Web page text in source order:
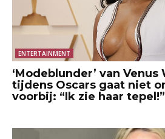
ENTERTAINMENT
‘Modeblunder’ van
tijdens Oscars gaat niet
voorbij: “Ik zie haar